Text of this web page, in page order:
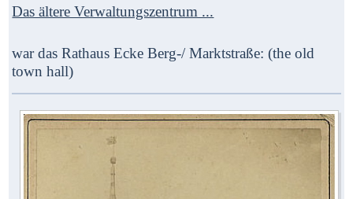
Das ältere Verwaltungszentrum ...
war dasRathaus Ecke Berg-/ Marktstraße: (the old
town hall)